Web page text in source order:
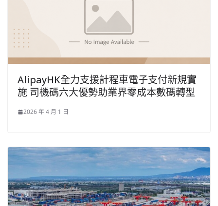
AlipayHK全力支援計程車電子支付新規實
施 司機碼六大優勢助業界零成本數碼轉型
2026 年 4 月 1 日